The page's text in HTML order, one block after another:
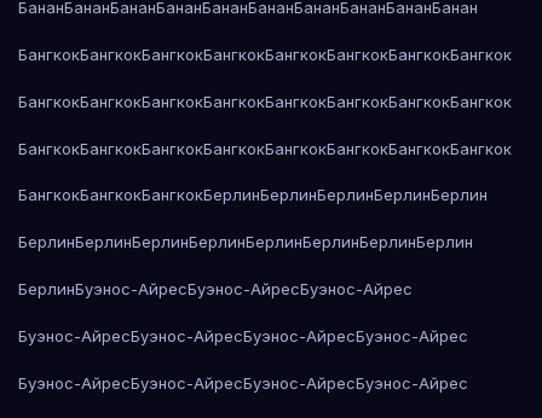
БананБананБананБананБананБананБананБананБананБанан
БангкокБангкокБангкокБангкокБангкокБангкокБангкокБангкок
БангкокБангкокБангкокБангкокБангкокБангкокБангкокБангкок
БангкокБангкокБангкокБангкокБангкокБангкокБангкокБангкок
БангкокБангкокБангкокБерлинБерлинБерлинБерлинБерлин
БерлинБерлинБерлинБерлинБерлинБерлинБерлинБерлин
БерлинБуэнос-АйресБуэнос-АйресБуэнос-Айрес
Буэнос-АйресБуэнос-АйресБуэнос-АйресБуэнос-Айрес
Буэнос-АйресБуэнос-АйресБуэнос-АйресБуэнос-Айрес